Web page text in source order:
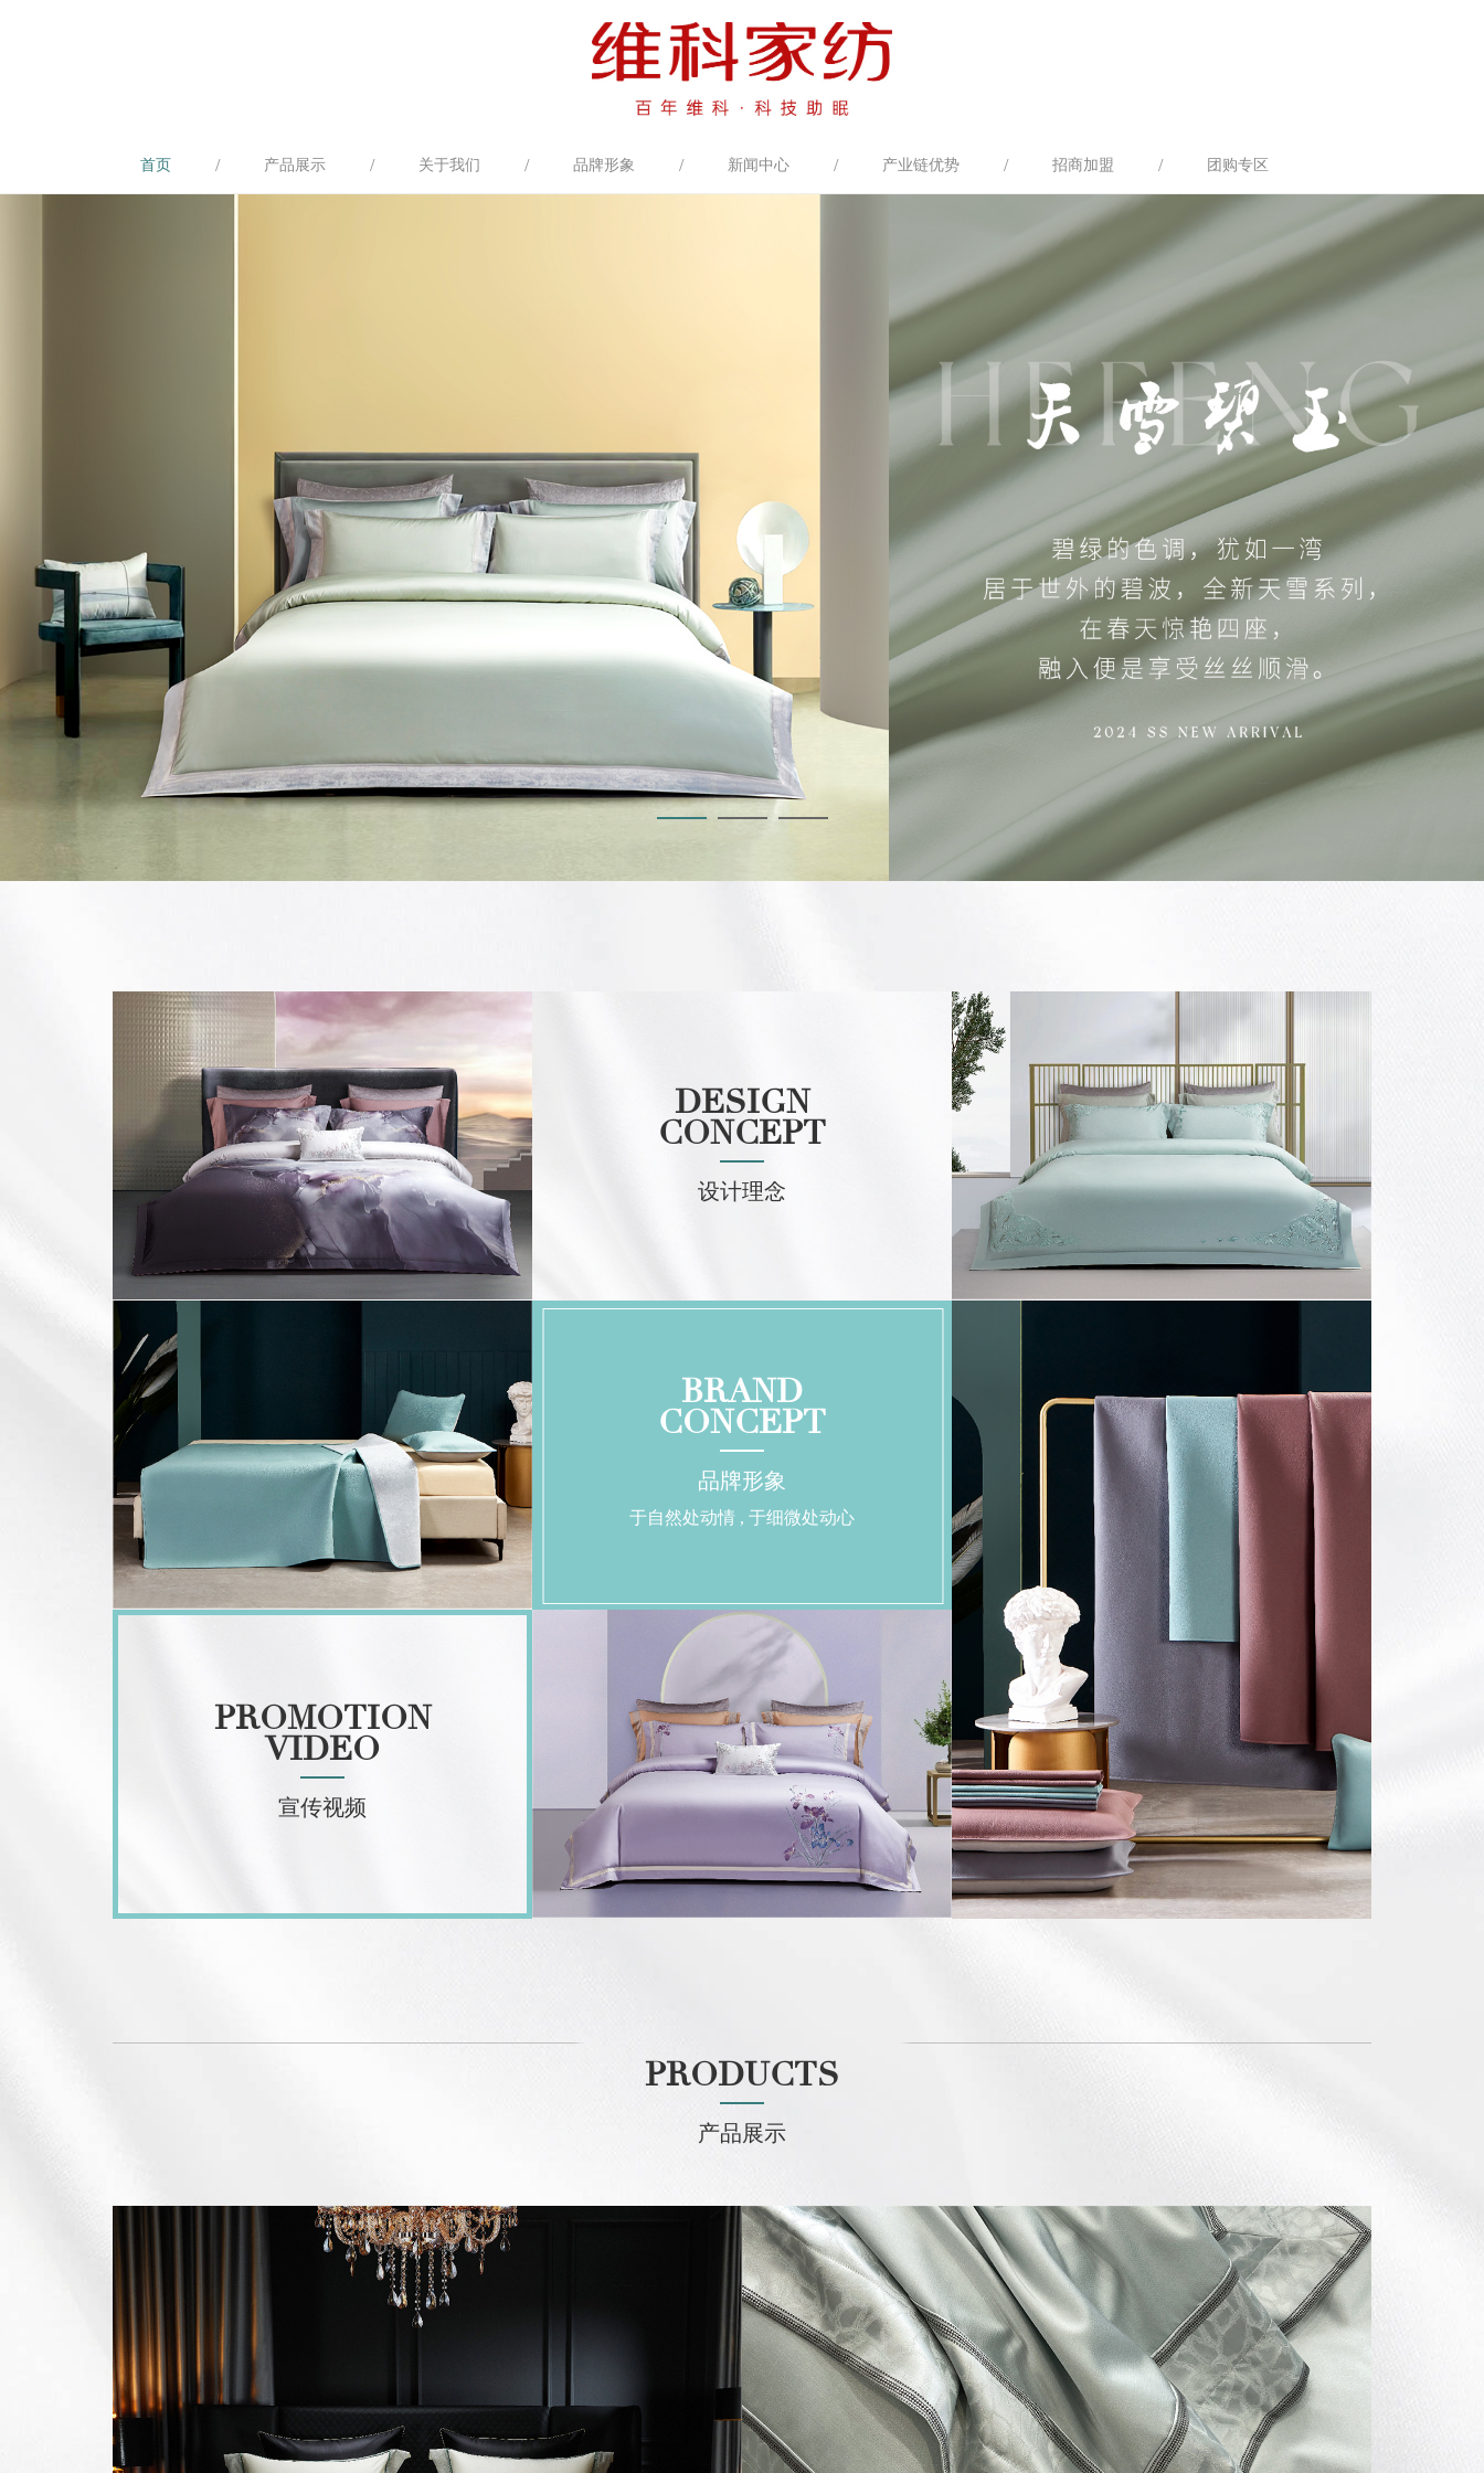
首页 / 产品展示 / 关于我们 / 品牌形象 / 新闻中心 / 产业链优势 / 招商加盟 / 团购专区
DESIGN
CONCEPT
设计理念
BRAND
CONCEPT
品牌形象
于自然处动情 , 于细微处动心
PROMOTION
VIDEO
宣传视频
PRODUCTS
产品展示